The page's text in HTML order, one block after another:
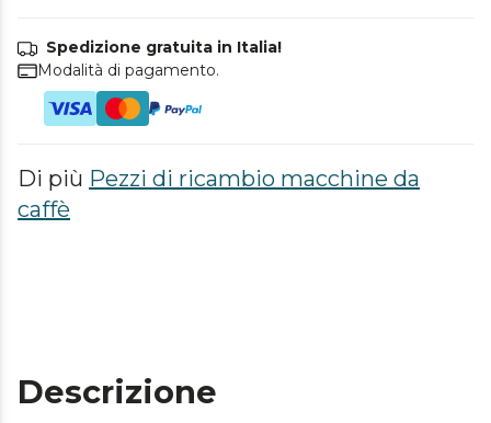
Spedizione gratuita in Italia!
Modalità di pagamento.
Di più Pezzi di ricambio macchine da
caffè
Descrizione